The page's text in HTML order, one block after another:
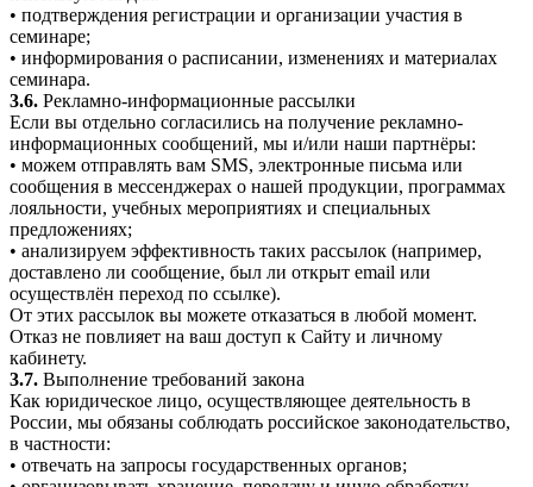
• подтверждения регистрации и организации участия в
семинаре;
• информирования о расписании, изменениях и материалах
семинара.
3.6. Рекламно-информационные рассылки
Если вы отдельно согласились на получение рекламно-
информационных сообщений, мы и/или наши партнёры:
• можем отправлять вам SMS, электронные письма или
сообщения в мессенджерах о нашей продукции, программах
лояльности, учебных мероприятиях и специальных
предложениях;
• анализируем эффективность таких рассылок (например,
доставлено ли сообщение, был ли открыт email или
осуществлён переход по ссылке).
От этих рассылок вы можете отказаться в любой момент.
Отказ не повлияет на ваш доступ к Сайту и личному
кабинету.
3.7. Выполнение требований закона
Как юридическое лицо, осуществляющее деятельность в
России, мы обязаны соблюдать российское законодательство,
в частности:
• отвечать на запросы государственных органов;